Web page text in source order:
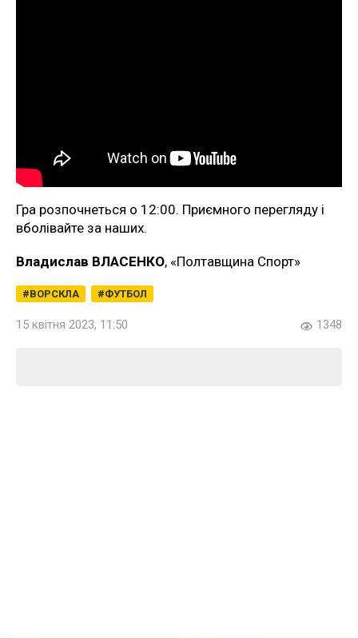
Гра розпочнеться о 12:00. Приємного перегляду і
вболівайте за наших.
Владислав ВЛАСЕНКО, «Полтавщина Спорт»
ВОРСКЛА ФУТБОЛ
15 квітня 2023, 11:50 1348